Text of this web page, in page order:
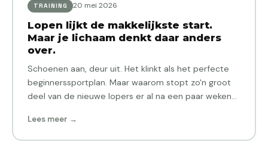
TRAINING 20 mei 2026
Lopen lijkt de makkelijkste start.
Maar je lichaam denkt daar anders
over.
Schoenen aan, deur uit. Het klinkt als het perfecte
beginnerssportplan. Maar waarom stopt zo'n groot
deel van de nieuwe lopers er al na een paar weken
Lees meer →